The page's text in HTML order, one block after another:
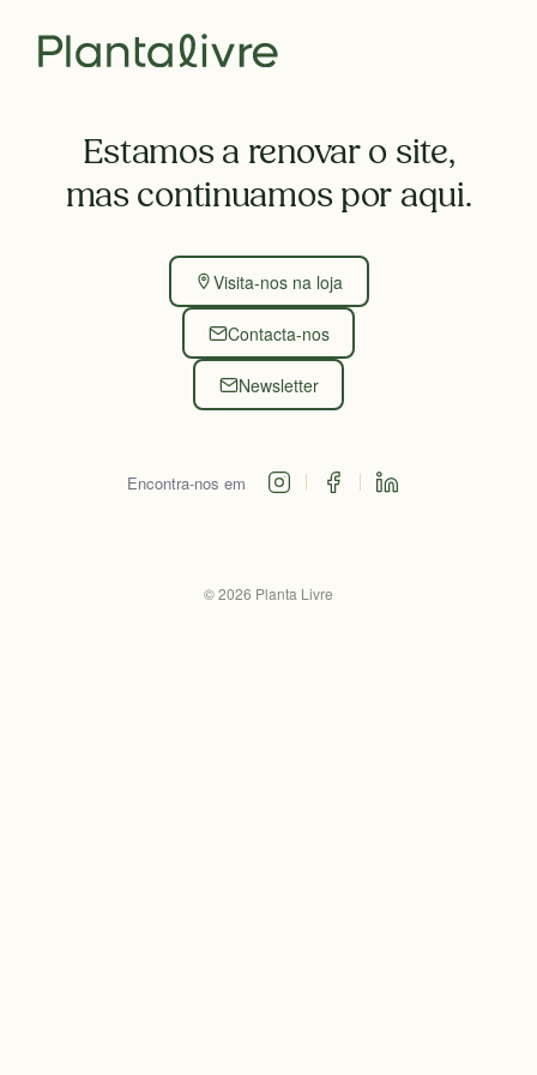
Estamos a renovar o site,
mas continuamos por aqui.
Visita-nos na loja
Contacta-nos
Newsletter
Encontra-nos em
©2026 Planta Livre